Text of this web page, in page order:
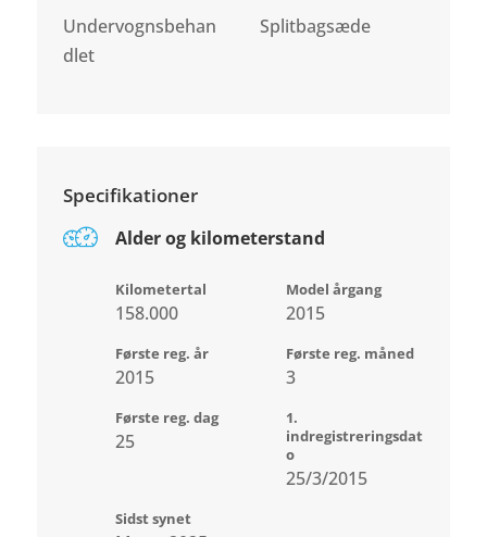
Undervognsbehan
dlet
Splitbagsæde
Specifikationer
Alder og kilometerstand
Kilometertal
158.000
Model årgang
2015
Første reg. år
2015
Første reg. måned
3
Første reg. dag
25
1.
indregistreringsdat
o
25/3/2015
Sidst synet